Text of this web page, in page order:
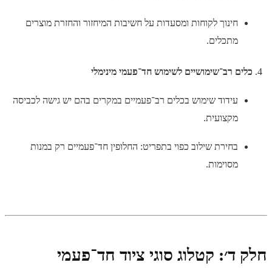
חינוך לקוחות ומסעדות על חשיבות המיחזור והחזרת מוצרים
מתכלים.
כלים רב־שימושיים לשימוש חד־פעמי מינימלי
עידוד שימוש בכלים רב־פעמיים במקרים בהם יש גישה לכביסה
מקצועית.
בחירת שילוב כפוי בתפריט: החלופין חד־פעמיים רק במנות
מסוימות.
חלק ד׳: קטלוג סוגי ציוד חד־פעמי